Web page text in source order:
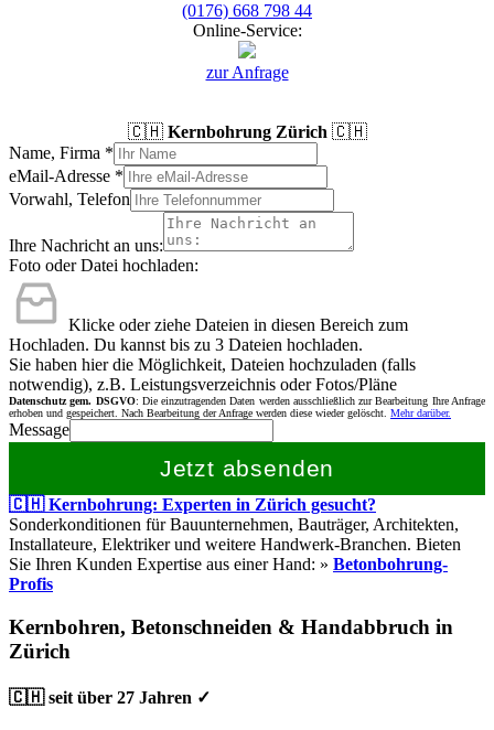
(0176) 668 798 44
Online-Service:
zur Anfrage
🇨🇭 Kernbohrung Zürich 🇨🇭
Name, Firma *
eMail-Adresse *
Vorwahl, Telefon
Ihre Nachricht an uns:
Foto oder Datei hochladen:
Klicke oder ziehe Dateien in diesen Bereich zum
Hochladen. Du kannst bis zu 3 Dateien hochladen.
Sie haben hier die Möglichkeit, Dateien hochzuladen (falls
notwendig), z.B. Leistungsverzeichnis oder Fotos/Pläne
Datenschutz gem. DSGVO: Die einzutragenden Daten werden ausschließlich zur Bearbeitung Ihre Anfrage
erhoben und gespeichert. Nach Bearbeitung der Anfrage werden diese wieder gelöscht. Mehr darüber.
Message
Jetzt absenden
🇨🇭 Kernbohrung: Experten in Zürich gesucht?
Sonderkonditionen für Bauunternehmen, Bauträger, Architekten,
Installateure, Elektriker und weitere Handwerk-Branchen. Bieten
Sie Ihren Kunden Expertise aus einer Hand: » Betonbohrung-
Profis
Kernbohren, Betonschneiden & Handabbruch in
Zürich
🇨🇭 seit über 27 Jahren ✓